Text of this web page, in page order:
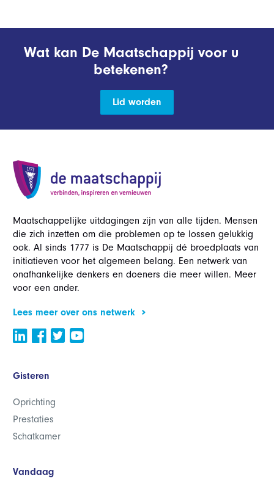
Wat kan De Maatschappij voor u
betekenen?
Lid worden
Maatschappelijke uitdagingen zijn van alle tijden. Mensen
die zich inzetten om die problemen op te lossen gelukkig
ook. Al sinds 1777 is De Maatschappij dé broedplaats van
initiatieven voor het algemeen belang. Een netwerk van
onafhankelijke denkers en doeners die meer willen. Meer
voor een ander.
Lees meer over ons netwerk
Gisteren
Oprichting
Prestaties
Schatkamer
Vandaag